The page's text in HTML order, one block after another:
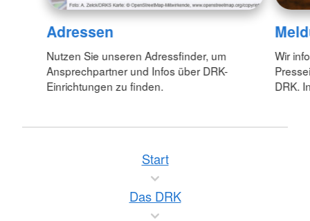
Adressen
Nutzen Sie unseren Adressfinder, um
Ansprechpartner und Infos über DRK-
Einrichtungen zu finden.
Wir
DRK.
Start
Das DRK